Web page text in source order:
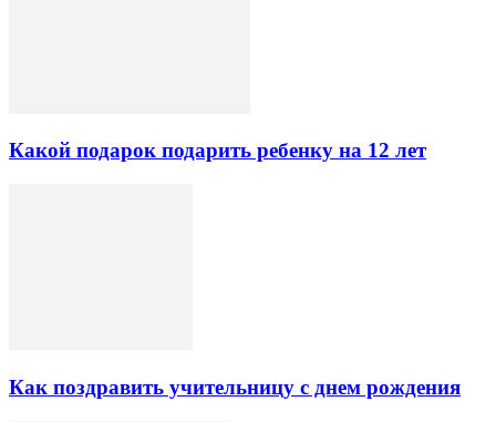
Какой подарок подарить ребенку на 12 лет
Как поздравить учительницу с днем рождения